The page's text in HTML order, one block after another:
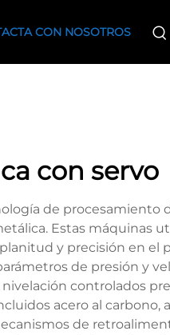
CON NOSOTROS
con servo
de procesamiento
Estas máquinas
y precisión en el
de presión y
controlados
acero al carbono,
de